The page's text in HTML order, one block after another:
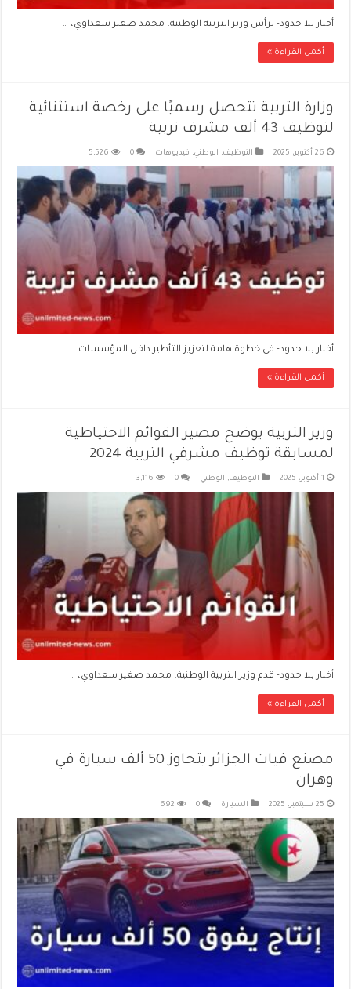
أخبار بلا حدود- ترأس وزير التربية الوطنية، محمد صغير سعداوي، …
أكمل القراءة »
وزارة التربية تتحصل رسميًا على رخصة استثنائية
لتوظيف 43 ألف مشرف تربية
26 أكتوبر، 2025 التوظيف, الوطني, فيديوهات 0
5,526
أخبار بلا حدود- في خطوة هامة لتعزيز التأطير داخل المؤسسات …
أكمل القراءة »
وزير التربية يوضح مصير القوائم الاحتياطية
لمسابقة توظيف مشرفي التربية 2024
1 أكتوبر، 2025 التوظيف, الوطني 0
3,116
أخبار بلا حدود- قدم وزير التربية الوطنية، محمد صغير سعداوي، …
أكمل القراءة »
مصنع فيات الجزائر يتجاوز 50 ألف سيارة في
وهران
25 سبتمبر، 2025 السيارة 0
692